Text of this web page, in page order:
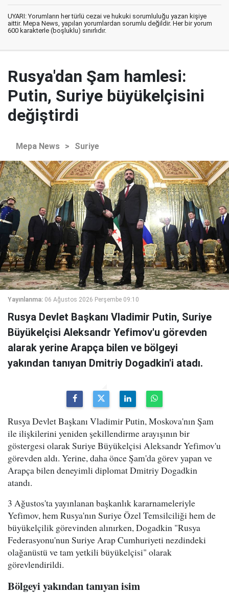
UYARI: Yorumların her türlü cezai ve hukuki sorumluluğu yazan kişiye
aittir. Mepa News, yapılan yorumlardan sorumlu değildir. Her bir yorum
600 karakterle (boşluklu) sınırlıdır.
Rusya'dan Şam hamlesi:
Putin, Suriye büyükelçisini
değiştirdi
Mepa News > Suriye
Yayınlanma: 06 Ağustos 2026 Perşembe 09:10
Rusya Devlet Başkanı Vladimir Putin, Suriye
Büyükelçisi Aleksandr Yefimov'u görevden
alarak yerine Arapça bilen ve bölgeyi
yakından tanıyan Dmitriy Dogadkin'i atadı.
Rusya Devlet Başkanı Vladimir Putin, Moskova'nın Şam
ile ilişkilerini yeniden şekillendirme arayışının bir
göstergesi olarak Suriye Büyükelçisi Aleksandr Yefimov'u
görevden aldı. Yerine, daha önce Şam'da görev yapan ve
Arapça bilen deneyimli diplomat Dmitriy Dogadkin
atandı.
3 Ağustos'ta yayınlanan başkanlık kararnameleriyle
Yefimov, hem Rusya'nın Suriye Özel Temsilciliği hem de
büyükelçilik görevinden alınırken, Dogadkin "Rusya
Federasyonu'nun Suriye Arap Cumhuriyeti nezdindeki
olağanüstü ve tam yetkili büyükelçisi" olarak
görevlendirildi.
Bölgeyi yakından tanıyan isim